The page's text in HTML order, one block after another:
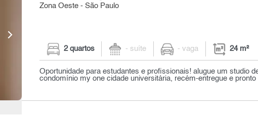
Zona Oeste - São Paulo
2 quartos - suíte - vaga 24 m²
Oportunidade para estudantes e profissionais! alugue um studio
condomínio my one cidade universitária, recém-entregue e pronto